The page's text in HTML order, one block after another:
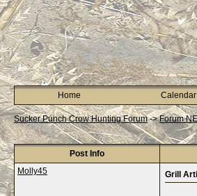
Home Calendar
Sucker Punch Crow Hunting Forum->Forum
Post Info
Molly45
Grill